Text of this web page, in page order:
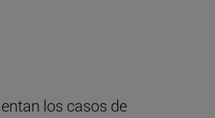
los casos de